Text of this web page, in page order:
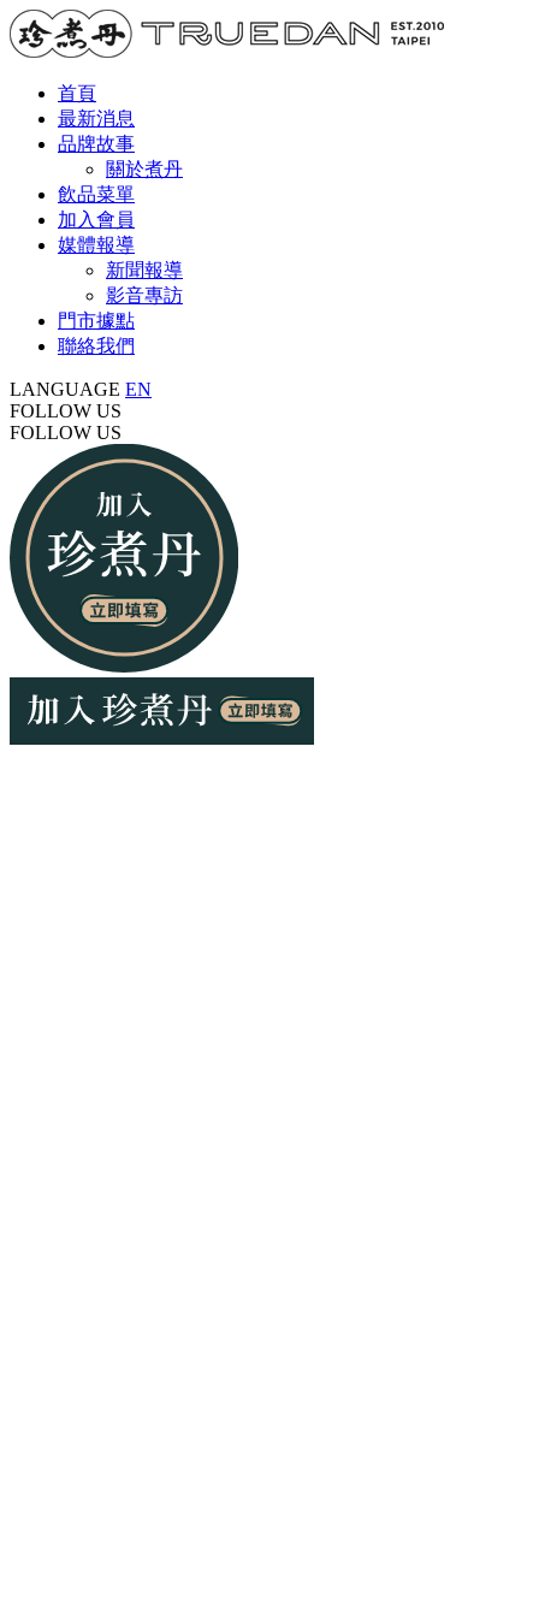
首頁
最新消息
品牌故事
關於煮丹
飲品菜單
加入會員
媒體報導
新聞報導
影音專訪
門市據點
聯絡我們
LANGUAGE EN
FOLLOW US
FOLLOW US